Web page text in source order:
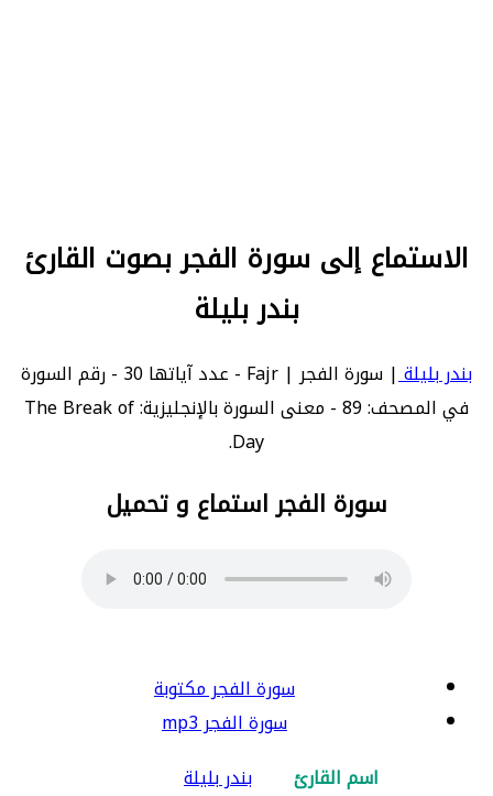
الاستماع إلى سورة الفجر بصوت القارئ
بندر بليلة
بندر بليلة
| سورة الفجر | Fajr - عدد آياتها 30 - رقم السورة
في المصحف: 89 - معنى السورة بالإنجليزية: The Break of
Day.
سورة الفجر استماع و تحميل
سورة الفجر مكتوبة
سورة الفجر mp3
اسم القارئ
بندر بليلة